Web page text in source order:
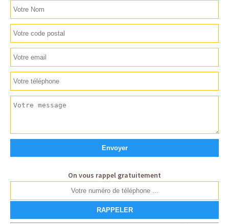
On vous rappel gratuitement